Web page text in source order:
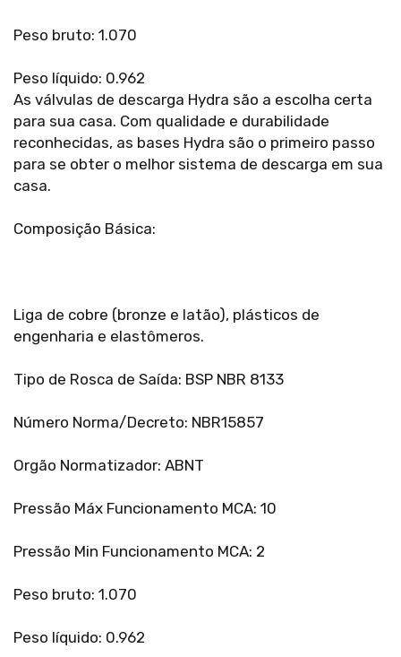
Peso bruto: 1.070
Peso líquido: 0.962
As válvulas de descarga Hydra são a escolha certa
para sua casa. Com qualidade e durabilidade
reconhecidas, as bases Hydra são o primeiro passo
para se obter o melhor sistema de descarga em sua
casa.
Composição Básica:
Liga de cobre (bronze e latão), plásticos de
engenharia e elastômeros.
Tipo de Rosca de Saída: BSP NBR 8133
Número Norma/Decreto: NBR15857
Orgão Normatizador: ABNT
Pressão Máx Funcionamento MCA: 10
Pressão Min Funcionamento MCA: 2
Peso bruto: 1.070
Peso líquido: 0.962